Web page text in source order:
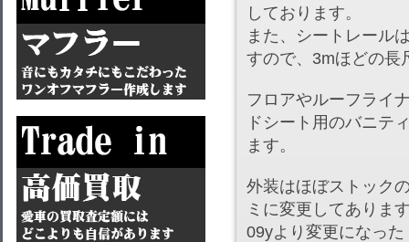
しております。
また、シートレール
すので、3mほどの長
フロアやルーフライ
ドシート用のバニテ
ます。
外装はほぼストック
ミに変更してありま
09yより変更になっ